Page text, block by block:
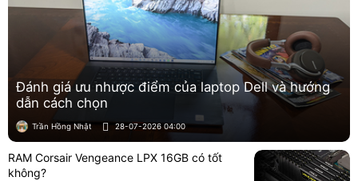
Đánh giá ưu nhược điểm của laptop Dell và hướng
dẫn cách chọn
Trần Hồng Nhật 28-07-2026 04:00
RAM Corsair Vengeance LPX 16GB có tốt
không?